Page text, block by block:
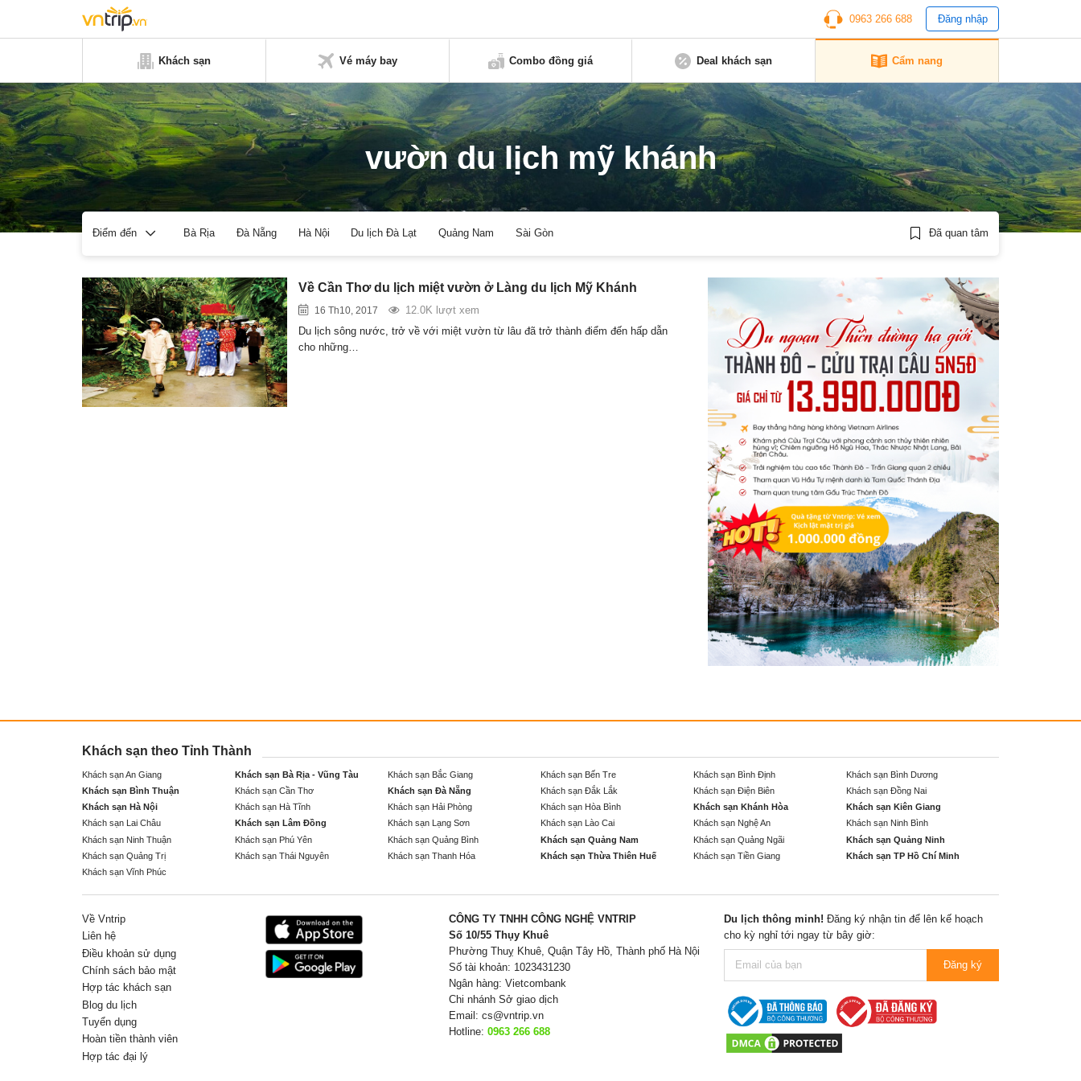
0963 266 688 Đăng nhập
Khách sạn Vé máy bay Combo đồng giá Deal khách sạn Cẩm nang
vườn du lịch mỹ khánh
Điểm đến Bà Rịa Đà Nẵng Hà Nội Du lịch Đà Lạt Quảng Nam Sài Gòn Đã quan tâm
Về Cần Thơ du lịch miệt vườn ở Làng du lịch Mỹ Khánh
16 Th10, 2017
12.0K lượt xem
Du lịch sông nước, trở về với miệt vườn từ lâu đã trở thành điểm đến hấp dẫn
cho những…
Khách sạn theo Tỉnh Thành
Khách sạn An Giang Khách sạn Bà Rịa - Vũng Tàu Khách sạn Bắc Giang Khách sạn Bến Tre Khách sạn Bình Định
Khách sạn Bình Dương
Khách sạn Bình Thuận
Khách sạn Cần Thơ Khách sạn Đà Nẵng Khách sạn Đắk Lắk Khách sạn Điện Biên
Khách sạn Đồng Nai
Khách sạn Hà Nội
Khách sạn Hà Tĩnh Khách sạn Hải Phòng Khách sạn Hòa Bình Khách sạn Khánh Hòa
Khách sạn Kiên Giang
Khách sạn Lai Châu
Khách sạn Lâm Đồng Khách sạn Lạng Sơn Khách sạn Lào Cai Khách sạn Nghệ An
Khách sạn Ninh Bình
Khách sạn Ninh Thuận
Khách sạn Phú Yên Khách sạn Quảng Bình Khách sạn Quảng Nam Khách sạn Quảng Ngãi
Khách sạn Quảng Ninh
Khách sạn Quảng Trị
Khách sạn Thái Nguyên Khách sạn Thanh Hóa Khách sạn Thừa Thiên Huế Khách sạn Tiền Giang
Khách sạn TP Hồ Chí Minh
Khách sạn Vĩnh Phúc
Về Vntrip
Liên hệ
Điều khoản sử dụng
Chính sách bảo mật
Hợp tác khách sạn
Blog du lịch
Tuyển dụng
Hoàn tiền thành viên
Hợp tác đại lý
CÔNG TY TNHH CÔNG NGHỆ VNTRIP
Số 10/55 Thụy Khuê
Phường Thuỵ Khuê, Quận Tây Hồ, Thành phố Hà Nội
Số tài khoản: 1023431230
Ngân hàng: Vietcombank
Chi nhánh Sở giao dịch
Email: cs@vntrip.vn
Hotline: 0963 266 688
Du lịch thông minh! Đăng ký nhận tin để lên kế hoạch
cho kỳ nghỉ tới ngay từ bây giờ:
Đăng ký